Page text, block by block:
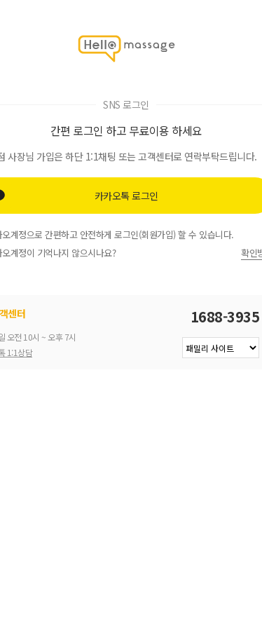
SNS 로그인
간편 로그인 하고 무료이용 하세요
사장님 가입은 하단 1:1채팅 또는 고객센터로 연락부탁드립니다.
카카오톡 로그인
계정으로 간편하고 안전하게 로그인(회원가입) 할 수 있습니다.
계정이 기억나지 않으시나요?
확인
센터
오전 10시 ~ 오후 7시
1:1상담
1688-3935